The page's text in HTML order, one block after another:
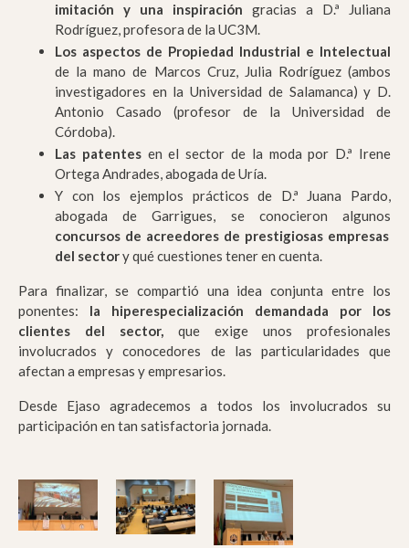
imitación y una inspiración gracias a D.ª Juliana
Rodríguez, profesora de la UC3M.
Los aspectos de Propiedad Industrial e Intelectual
de la mano de Marcos Cruz, Julia Rodríguez (ambos
investigadores en la Universidad de Salamanca) y D.
Antonio Casado (profesor de la Universidad de
Córdoba).
Las patentes en el sector de la moda por D.ª Irene
Ortega Andrades, abogada de Uría.
Y con los ejemplos prácticos de D.ª Juana Pardo,
abogada de Garrigues, se conocieron algunos
concursos de acreedores de prestigiosas empresas
del sectory qué cuestiones tener en cuenta.
Para finalizar, se compartió una idea conjunta entre los
ponentes: la hiperespecialización demandada por los
clientes del sector, que exige unos profesionales
involucrados y conocedores de las particularidades que
afectan a empresas y empresarios.
Desde Ejaso agradecemos a todos los involucrados su
participación en tan satisfactoria jornada.